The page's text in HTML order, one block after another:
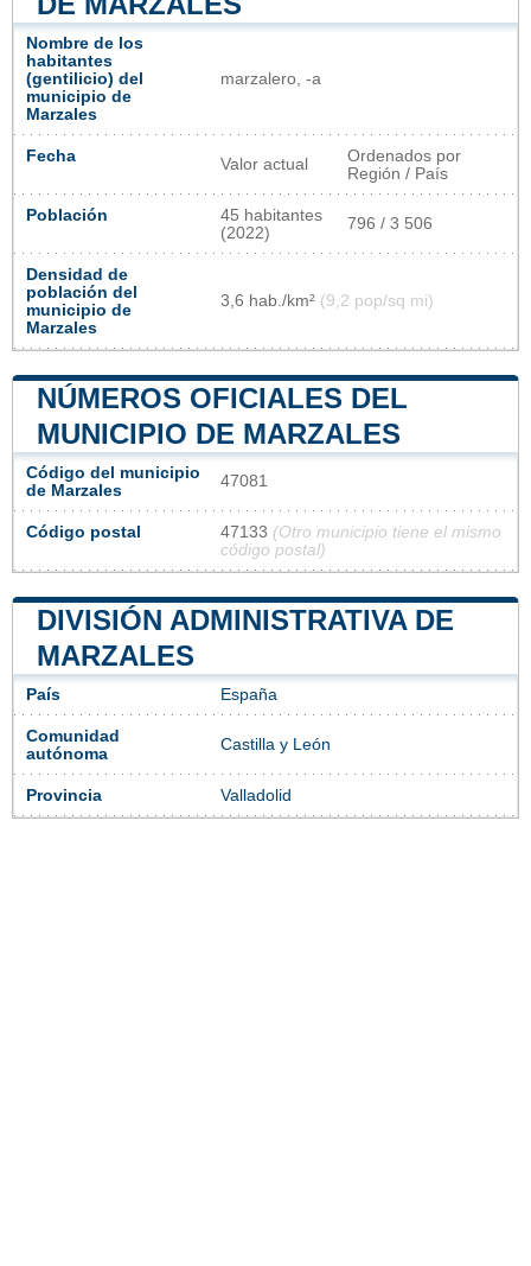
Nombre de los
habitantes
(gentilicio) del
municipio de
Marzales
marzalero, -a
Fecha Valor actual
Ordenados por
Región / País
Población
45 habitantes
(2022)
796 / 3 506
Densidad de
población del
municipio de
Marzales
3,6 hab./km² (9,2 pop/sq mi)
NÚMEROS OFICIALES DEL
MUNICIPIO DE MARZALES
Código del municipio
de Marzales
47081
Código postal 47133 (Otro municipio tiene el mismo
código postal)
DIVISIÓN ADMINISTRATIVA DE
MARZALES
País España
Comunidad
autónoma
Castilla y León
Provincia Valladolid